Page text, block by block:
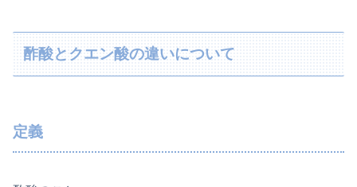
酢酸とクエン酸の違いについて
定義